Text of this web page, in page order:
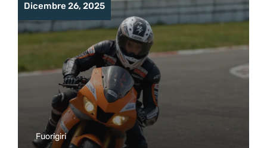
Dicembre 26, 2025
Fuorigiri